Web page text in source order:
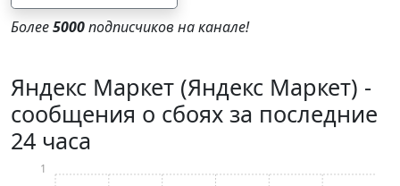
Более5000подписчиков на канале!
Яндекс Маркет (Яндекс Маркет) -
сообщения о сбоях за последние
24 часа
1